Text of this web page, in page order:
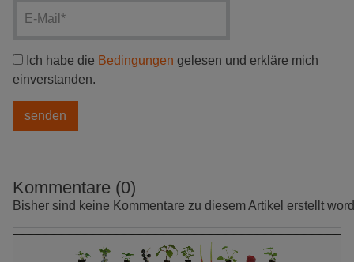
Ich habe die Bedingungen gelesen und erkläre mich
einverstanden.
Kommentare (0)
Bisher sind keine Kommentare zu diesem Artikel erstellt